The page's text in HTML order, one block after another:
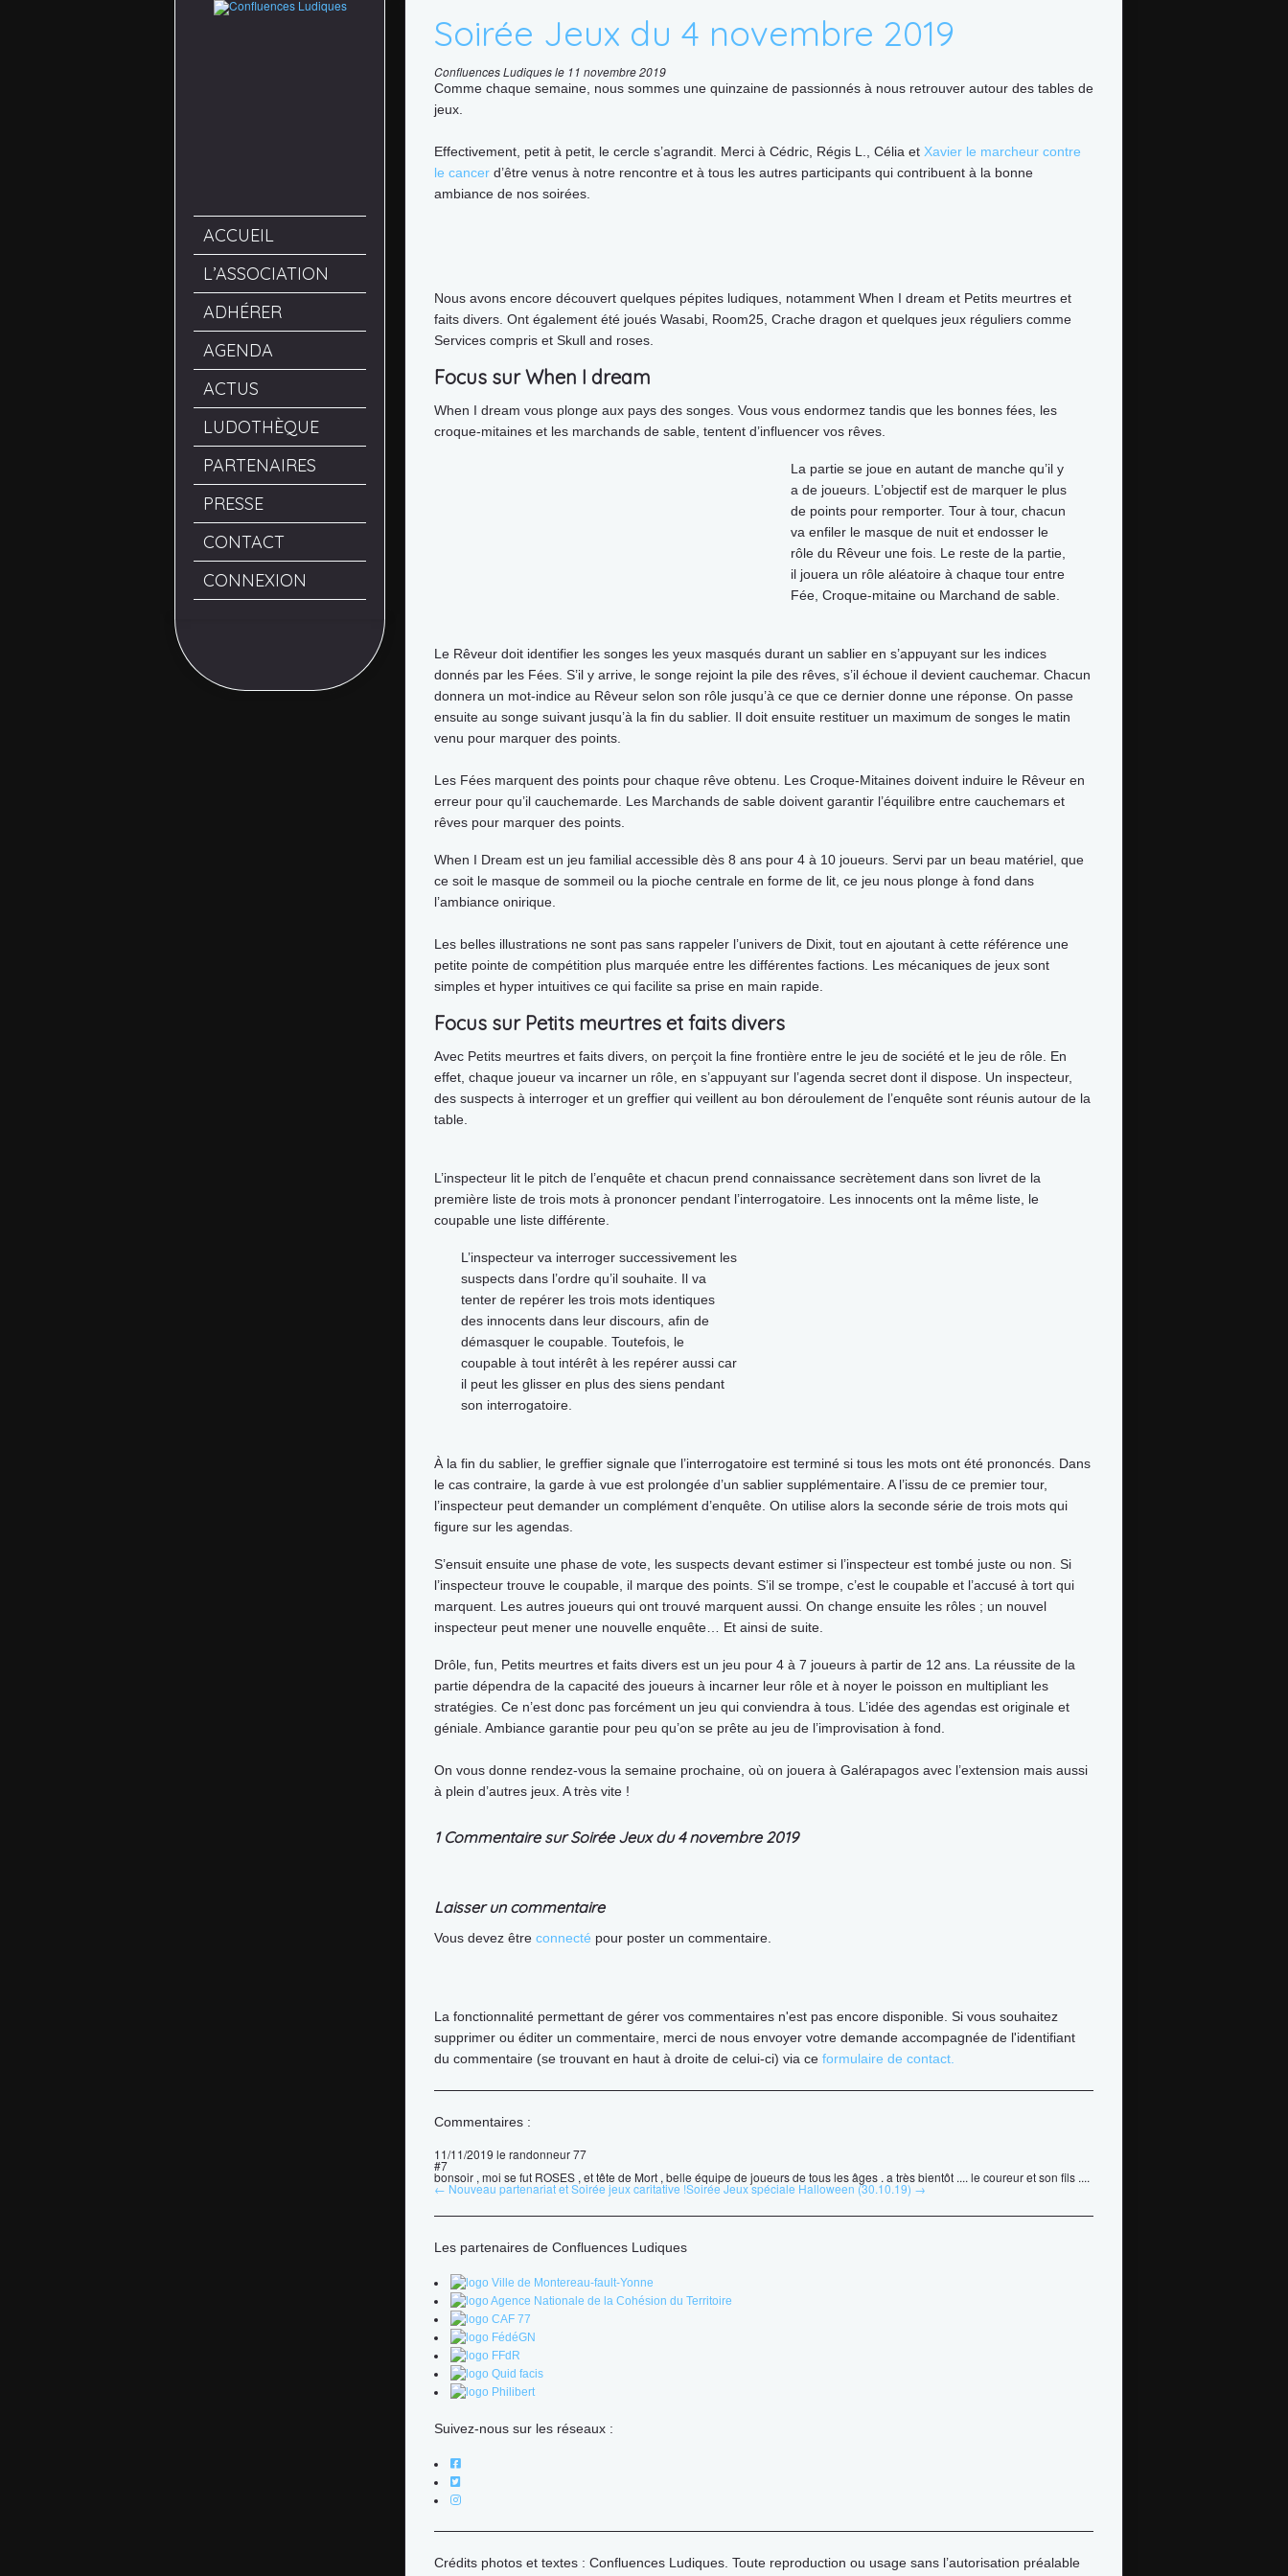
ACCUEIL
L’ASSOCIATION
ADHÉRER
AGENDA
ACTUS
LUDOTHÈQUE
PARTENAIRES
PRESSE
CONTACT
CONNEXION
Soirée Jeux du 4 novembre 2019
Confluences Ludiques le 11 novembre 2019
Comme chaque semaine, nous sommes une quinzaine de passionnés à nous retrouver autour des tables de
jeux.
Effectivement, petit à petit, le cercle s’agrandit. Merci à Cédric, Régis L., Célia et Xavier le marcheur contre
le cancer d’être venus à notre rencontre et à tous les autres participants qui contribuent à la bonne
ambiance de nos soirées.
Nous avons encore découvert quelques pépites ludiques, notamment When I dream et Petits meurtres et
faits divers. Ont également été joués Wasabi, Room25, Crache dragon et quelques jeux réguliers comme
Services compris et Skull and roses.
Focus sur When I dream
When I dream vous plonge aux pays des songes. Vous vous endormez tandis que les bonnes fées, les
croque-mitaines et les marchands de sable, tentent d’influencer vos rêves.
La partie se joue en autant de manche qu’il y
a de joueurs. L’objectif est de marquer le plus
de points pour remporter. Tour à tour, chacun
va enfiler le masque de nuit et endosser le
rôle du Rêveur une fois. Le reste de la partie,
il jouera un rôle aléatoire à chaque tour entre
Fée, Croque-mitaine ou Marchand de sable.
Le Rêveur doit identifier les songes les yeux masqués durant un sablier en s’appuyant sur les indices
donnés par les Fées. S’il y arrive, le songe rejoint la pile des rêves, s’il échoue il devient cauchemar. Chacun
donnera un mot-indice au Rêveur selon son rôle jusqu’à ce que ce dernier donne une réponse. On passe
ensuite au songe suivant jusqu’à la fin du sablier. Il doit ensuite restituer un maximum de songes le matin
venu pour marquer des points.
Les Fées marquent des points pour chaque rêve obtenu. Les Croque-Mitaines doivent induire le Rêveur en
erreur pour qu’il cauchemarde. Les Marchands de sable doivent garantir l’équilibre entre cauchemars et
rêves pour marquer des points.
When I Dream est un jeu familial accessible dès 8 ans pour 4 à 10 joueurs. Servi par un beau matériel, que
ce soit le masque de sommeil ou la pioche centrale en forme de lit, ce jeu nous plonge à fond dans
l’ambiance onirique.
Les belles illustrations ne sont pas sans rappeler l’univers de Dixit, tout en ajoutant à cette référence une
petite pointe de compétition plus marquée entre les différentes factions. Les mécaniques de jeux sont
simples et hyper intuitives ce qui facilite sa prise en main rapide.
Focus sur Petits meurtres et faits divers
Avec Petits meurtres et faits divers, on perçoit la fine frontière entre le jeu de société et le jeu de rôle. En
effet, chaque joueur va incarner un rôle, en s’appuyant sur l’agenda secret dont il dispose. Un inspecteur,
des suspects à interroger et un greffier qui veillent au bon déroulement de l’enquête sont réunis autour de la
table.
L’inspecteur lit le pitch de l’enquête et chacun prend connaissance secrètement dans son livret de la
première liste de trois mots à prononcer pendant l’interrogatoire. Les innocents ont la même liste, le
coupable une liste différente.
L’inspecteur va interroger successivement les
suspects dans l’ordre qu’il souhaite. Il va
tenter de repérer les trois mots identiques
des innocents dans leur discours, afin de
démasquer le coupable. Toutefois, le
coupable à tout intérêt à les repérer aussi car
il peut les glisser en plus des siens pendant
son interrogatoire.
À la fin du sablier, le greffier signale que l’interrogatoire est terminé si tous les mots ont été prononcés. Dans
le cas contraire, la garde à vue est prolongée d’un sablier supplémentaire. A l’issu de ce premier tour,
l’inspecteur peut demander un complément d’enquête. On utilise alors la seconde série de trois mots qui
figure sur les agendas.
S’ensuit ensuite une phase de vote, les suspects devant estimer si l’inspecteur est tombé juste ou non. Si
l’inspecteur trouve le coupable, il marque des points. S’il se trompe, c’est le coupable et l’accusé à tort qui
marquent. Les autres joueurs qui ont trouvé marquent aussi. On change ensuite les rôles ; un nouvel
inspecteur peut mener une nouvelle enquête… Et ainsi de suite.
Drôle, fun, Petits meurtres et faits divers est un jeu pour 4 à 7 joueurs à partir de 12 ans. La réussite de la
partie dépendra de la capacité des joueurs à incarner leur rôle et à noyer le poisson en multipliant les
stratégies. Ce n’est donc pas forcément un jeu qui conviendra à tous. L’idée des agendas est originale et
géniale. Ambiance garantie pour peu qu’on se prête au jeu de l’improvisation à fond.
On vous donne rendez-vous la semaine prochaine, où on jouera à Galérapagos avec l’extension mais aussi
à plein d’autres jeux. A très vite !
1 Commentaire sur Soirée Jeux du 4 novembre 2019
Laisser un commentaire
Vous devez être connecté pour poster un commentaire.
La fonctionnalité permettant de gérer vos commentaires n'est pas encore disponible. Si vous souhaitez
supprimer ou éditer un commentaire, merci de nous envoyer votre demande accompagnée de l'identifiant
du commentaire (se trouvant en haut à droite de celui-ci) via ce formulaire de contact.
Commentaires :
11/11/2019 le randonneur 77
#7
bonsoir , moi se fut ROSES , et tête de Mort , belle équipe de joueurs de tous les âges . a très bientôt .... le coureur et son fils ....
← Nouveau partenariat et Soirée jeux caritative !Soirée Jeux spéciale Halloween (30.10.19) →
Les partenaires de Confluences Ludiques
Suivez-nous sur les réseaux :
Crédits photos et textes : Confluences Ludiques. Toute reproduction ou usage sans l’autorisation préalable